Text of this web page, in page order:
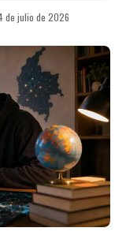
de julio de 2026